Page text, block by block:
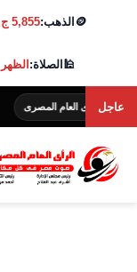
🪙 الذهب:5,855 ج.م
🕌الصلاة:الظهر
عاجل
العام المصرى